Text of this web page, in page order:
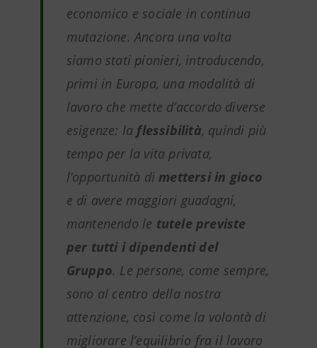
economico e sociale in continua
mutazione. Ancora una volta
siamo stati pionieri, introducendo,
primi in Europa, una modalità di
lavoro che mette d’accordo diverse
esigenze: la flessibilità, quindi più
tempo per la vita privata,
l’opportunità dimettersi in gioco
e di avere maggiori guadagni,
mantenendo le tutele previste
per tutti i dipendenti del
Gruppo. Le persone, come sempre,
sono al centro della nostra
attenzione, così come la volontà di
migliorare l’equilibrio fra il lavoro